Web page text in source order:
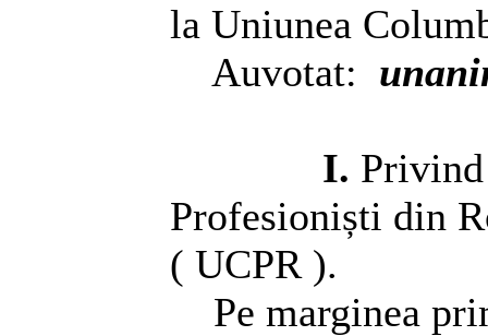
la Uniunea
Auvotat:
I.
Profesioniști din
( UCPR ).
Pe marginea